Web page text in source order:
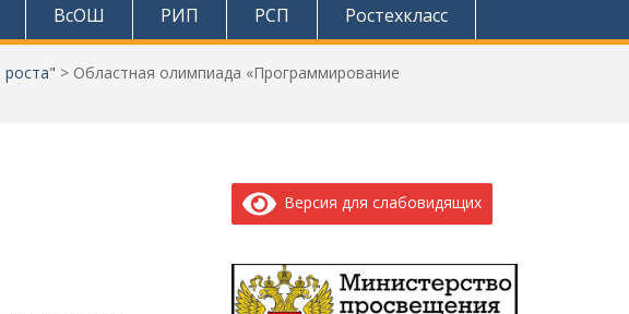
ВсОШ РИП РСП Ростехкласс
> Областная олимпиада «Программирование
Версия для слабовидящих